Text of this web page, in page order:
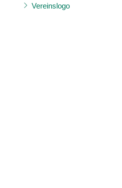
Vereinslogo